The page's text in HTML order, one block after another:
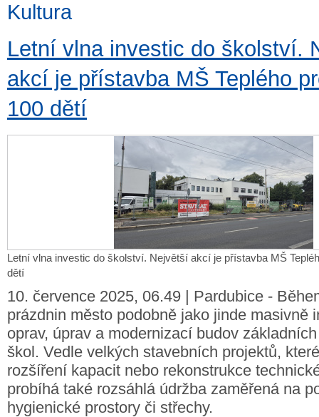
Rozhovory
Kultura
Letní vlna investic do školství.
akcí je přístavba MŠ Teplého
100 dětí
Letní vlna investic do školství. Největší akcí je přístavba MŠ
dětí
10. července 2025, 06.49 | Pardubice -
prázdnin město podobně jako jinde masivně
oprav, úprav a modernizací budov
škol. Vedle velkých stavebních projektů,
rozšíření kapacit nebo rekonstrukce
probíhá také rozsáhlá údržba zaměřená na
hygienické prostory či střechy.